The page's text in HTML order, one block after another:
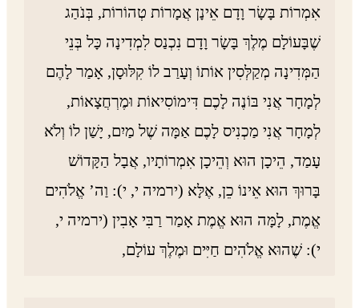
אִמְרוֹת בָּשָׂר וָדָם אֵינָן אֲמָרוֹת טְהוֹרוֹת, בְּנֹהַג
שֶׁבָּעוֹלָם מֶלֶךְ בָּשָׂר וָדָם נִכְנַס לִמְדִינָה כָּל בְּנֵי
הַמְּדִינָה מְקַלְּסִין אוֹתוֹ וְעָרַב לוֹ קִלּוּסָן, אָמַר לָהֶם
לְמָחָר אֲנִי בּוֹנֶה לָכֶם דִּימוֹסִיאוֹת וּמֶרְחֲצָאוֹת,
לְמָחָר אֲנִי מַכְנִיס לָכֶם אַמָּה שֶׁל מַיִם, יָשַׁן לוֹ וְלֹא
עָמַד, הֵיכָן הוּא וְהֵיכָן אִמְרוֹתָיו, אֲבָל הַקָּדוֹשׁ
בָּרוּךְ הוּא אֵינוֹ כֵן, אֶלָּא (ירמיה י, י): וַה’ אֱלֹהִים
אֱמֶת, לָמָּה הוּא אֱמֶת אָמַר רַבִּי אָבִין (ירמיה י,
י): שֶׁהוּא אֱלֹהִים חַיִּים וּמֶלֶךְ עוֹלָם,